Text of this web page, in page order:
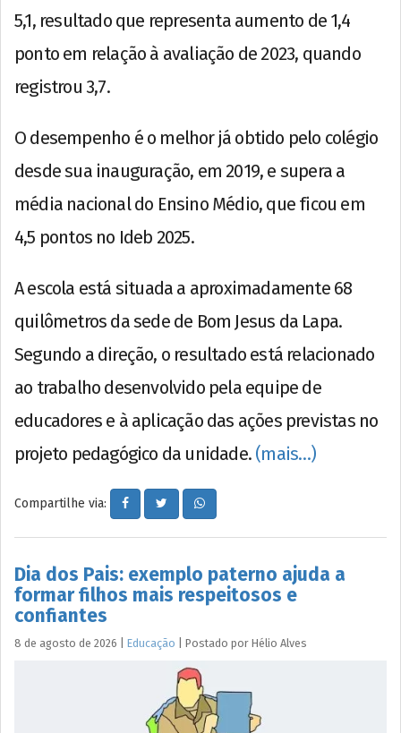
5,1, resultado que representa aumento de 1,4
ponto em relação à avaliação de 2023, quando
registrou 3,7.
O desempenho é o melhor já obtido pelo colégio
desde sua inauguração, em 2019, e supera a
média nacional do Ensino Médio, que ficou em
4,5 pontos no Ideb 2025.
A escola está situada a aproximadamente 68
quilômetros da sede de Bom Jesus da Lapa.
Segundo a direção, o resultado está relacionado
ao trabalho desenvolvido pela equipe de
educadores e à aplicação das ações previstas no
projeto pedagógico da unidade. (mais…)
Compartilhe via:
Dia dos Pais: exemplo paterno ajuda a
formar filhos mais respeitosos e
confiantes
8 de agosto de 2026 Educação Postado por Hélio Alves